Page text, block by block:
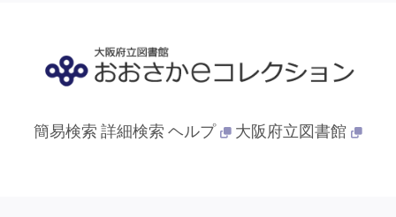
簡易検索 詳細検索 ヘルプ 大阪府立図書館